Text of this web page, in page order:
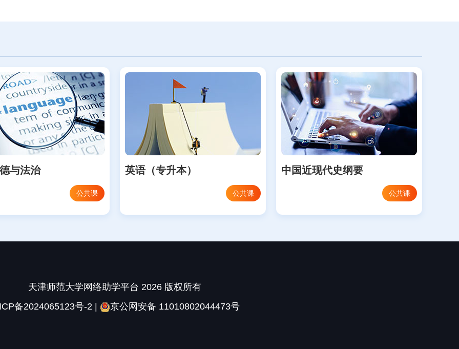
与法治
公共课
英语（专升本）
公共课
中国近现代史纲要
公共课
天津师范大学网络助学平台 2026 版权所有
备2024065123号-2
京公网安备 11010802044473号